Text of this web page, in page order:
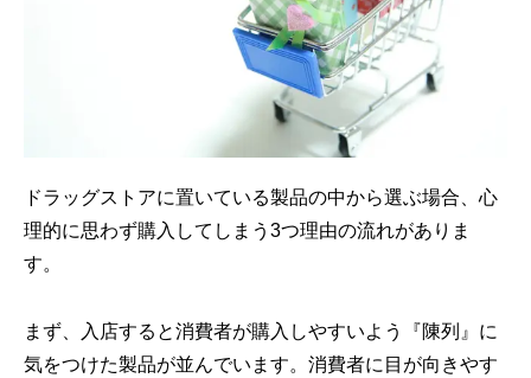
ドラッグストアに置いている製品の中から選ぶ場合、心
理的に思わず購入してしまう3つ理由の流れがありま
す。
まず、入店すると消費者が購入しやすいよう『陳列』に
気をつけた製品が並んでいます。消費者に目が向きやす